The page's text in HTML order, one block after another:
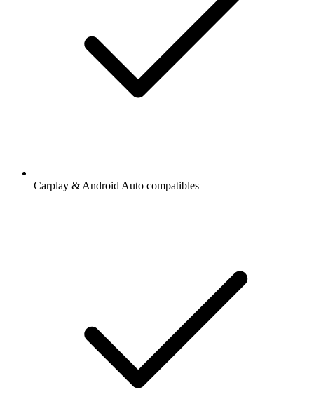
Carplay & Android Auto compatibles